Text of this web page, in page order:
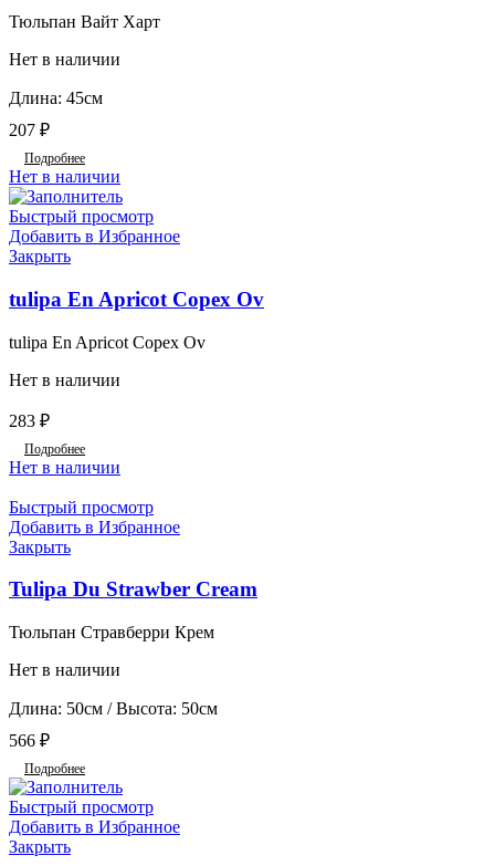
Тюльпан Вайт Харт
Нет в наличии
Длина: 45см
207 ₽
Подробнее
Нет в наличии
Быстрый просмотр
Добавить в Избранное
Закрыть
tulipa En Apricot Copex Ov
tulipa En Apricot Copex Ov
Нет в наличии
283 ₽
Подробнее
Нет в наличии
Быстрый просмотр
Добавить в Избранное
Закрыть
Tulipa Du Strawber Cream
Тюльпан Стравберри Крем
Нет в наличии
Длина: 50см / Высота: 50см
566 ₽
Подробнее
Быстрый просмотр
Добавить в Избранное
Закрыть